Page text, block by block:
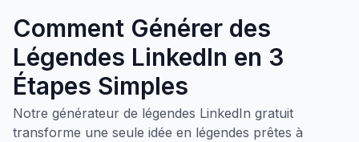
Comment Générer des
Légendes LinkedIn en 3
Étapes Simples
Notre générateur de légendes LinkedIn gratuit
transforme une seule idée en légendes prêtes à